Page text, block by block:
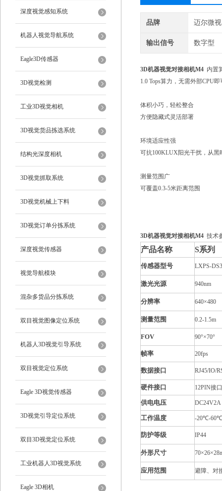
深度视觉感知系统
机器人视觉导航系统
Eagle3D传感器
3D视觉检测
工业3D视觉相机
3D视觉货品拣选系统
结构光深度相机
3D视觉抓取系统
3D视觉机械上下料
3D视觉订单分拣系统
深度视觉传感器
视觉导航模块
混杂多货品分拣系统
双目视觉图像定位系统
机器人3D视觉引导系统
双目视觉定位系统
Eagle 3D视觉传感器
3D视觉引导定位系统
双目3D视觉定位系统
工业机器人3D视觉系统
Eagle 3D相机
品牌 迈尔微视
输出信号 数字型
3D机器视觉对接相机M4 内置
1.0 Tops算力，无需外部CPU
体积小巧，轻松整合
方便隐藏式灵活部署
环境适应性强
可抗100KLUX阳光干扰，从
测量范围广
可覆盖0.3-5米距离范围
3D机器视觉对接相机M4 技术
产品名称 S系列
传感器型号 LXPS-
激光光源 940nm
分辨率 640×480
测量范围 0.2-1.5m
FOV 90°×70°
帧率 20fps
数据接口 RJ45/IO/
硬件接口 12PIN接口
供电电压 DC24V2A
工作温度 -20℃-60℃
防护等级 IP44
外形尺寸
应用范围 避障、对